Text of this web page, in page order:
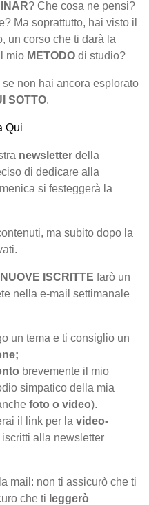
? Che cosa ne pensi?
Ma soprattutto, hai visto il
un corso che ti darà la
mio METODO di studio?
non hai ancora esplorato
SOTTO.
Qui
newsletter della
di dedicare alla
si festeggerà la
ma subito dopo la
NUOVE ISCRITTE farò un
nella e-mail settimanale
un tema e ti consiglio un
brevemente il mio
simpatico della mia
foto o video).
il link per la video-
alla newsletter
mail: non ti assicurò che ti
che ti leggerò